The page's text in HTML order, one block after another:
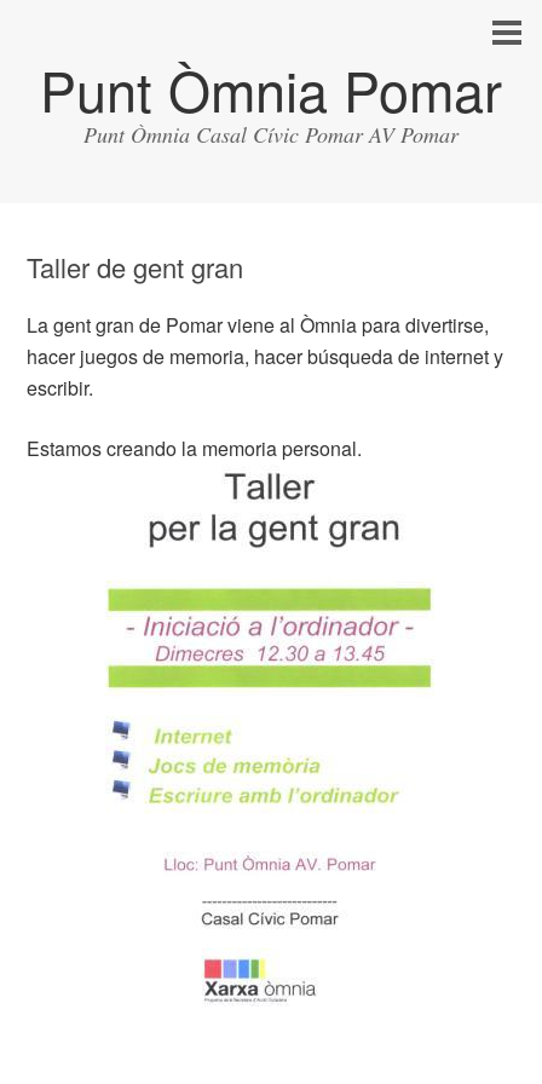
Punt Òmnia Pomar
Punt Òmnia Casal Cívic Pomar AV Pomar
Taller de gent gran
La gent gran de Pomar viene al Òmnia para divertirse,
hacer juegos de memoria, hacer búsqueda de internet y
escribir.
Estamos creando la memoria personal.